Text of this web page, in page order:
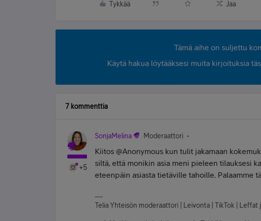
Tykkää Jaa
Tämä aihe on suljettu
Käytä hakua löytääksesi muita kirjoituksia
7 kommenttia
+5
SonjaMelina Moderaattori
Kiitos @Anonymous kun tulit jakamaan
siltä, että monikin asia meni pieleen tilauksesi
eteenpäin asiasta tietäville tahoille. Palaamme
Telia Yhteisön moderaattori | Leivonta | TikTok | Leffat